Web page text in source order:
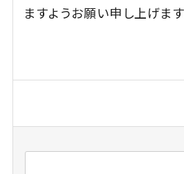
ますようお願い申し上げます